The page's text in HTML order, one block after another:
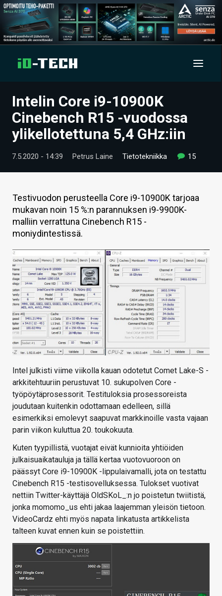
UUTISET
ARTIKKELIT
VIDEOT
TECHBBS
TIETOA
HINTA.FI
KAUPPA
VAIHDA TEEMA
HAKU
Intelin Core i9-10900K
Cinebench R15 -vuodossa
ylikellotettuna 5,4 GHz:iin
7.5.2020 - 14:39 Petrus Laine Tietotekniikka 15
Testivuodon perusteella Core i9-10900K tarjoaa
mukavan noin 15 %:n parannuksen i9-9900K-
malliin verrattuna Cinebench R15 -
moniydintestissä.
Intel julkisti viime viikolla kauan odotetut Comet Lake-S -
arkkitehtuuriin perustuvat 10. sukupolven Core -
työpöytäprosessorit. Testituloksia prosessoreista
joudutaan kuitenkin odottamaan edelleen, sillä
esimerkiksi emolevyt saapuvat markkinoille vasta vajaan
parin viikon kuluttua 20. toukokuuta.
Kuten tyypillistä, vuotajat eivät kunnioita yhtiöiden
julkaisuaikatauluja ja tällä kertaa vuotovuoroon on
päässyt Core i9-10900K -lippulaivamalli, jota on testattu
Cinebench R15 -testisovelluksessa. Tulokset vuotivat
nettiin Twitter-käyttäjä OldSKoL_:n jo poistetun twiitistä,
jonka momomo_us ehti jakaa laajemman yleisön tietoon.
VideoCardz ehti myös napata linkatusta artikkelista
talteen kuvat ennen kuin se poistettiin.